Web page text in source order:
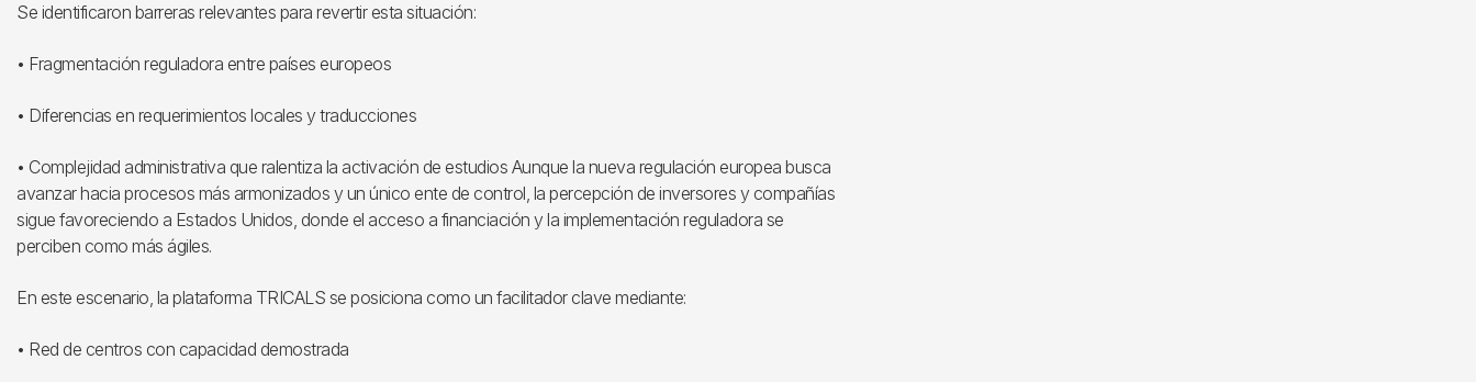
Se identificaron barreras relevantes para revertir esta situación:
• Fragmentación reguladora entre países europeos
• Diferencias en requerimientos locales y traducciones
• Complejidad administrativa que ralentiza la activación de estudios Aunque la nueva regulación europea busca
avanzar hacia procesos más armonizados y un único ente de control, la percepción de inversores y compañías
sigue favoreciendo a Estados Unidos, donde el acceso a financiación y la implementación reguladora se
perciben como más ágiles.
En este escenario, la plataforma TRICALS se posiciona como un facilitador clave mediante:
• Red de centros con capacidad demostrada